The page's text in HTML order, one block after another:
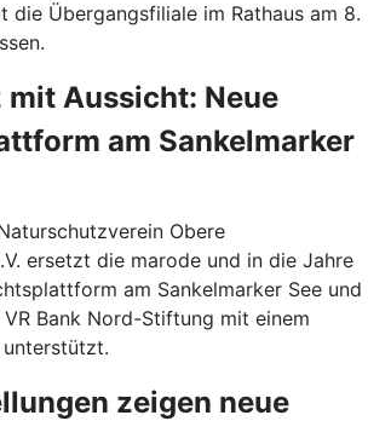
die Übergangsfiliale im Rathaus am 8.
Aussicht: Neue
am Sankelmarker
Obere
ersetzt die marode und in die Jahre
am Sankelmarker See und
Bank Nord-Stiftung mit einem
zeigen neue